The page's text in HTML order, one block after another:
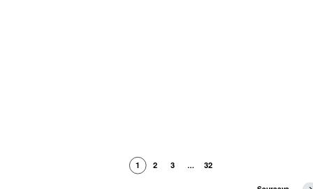
1 2 3 … 32
S